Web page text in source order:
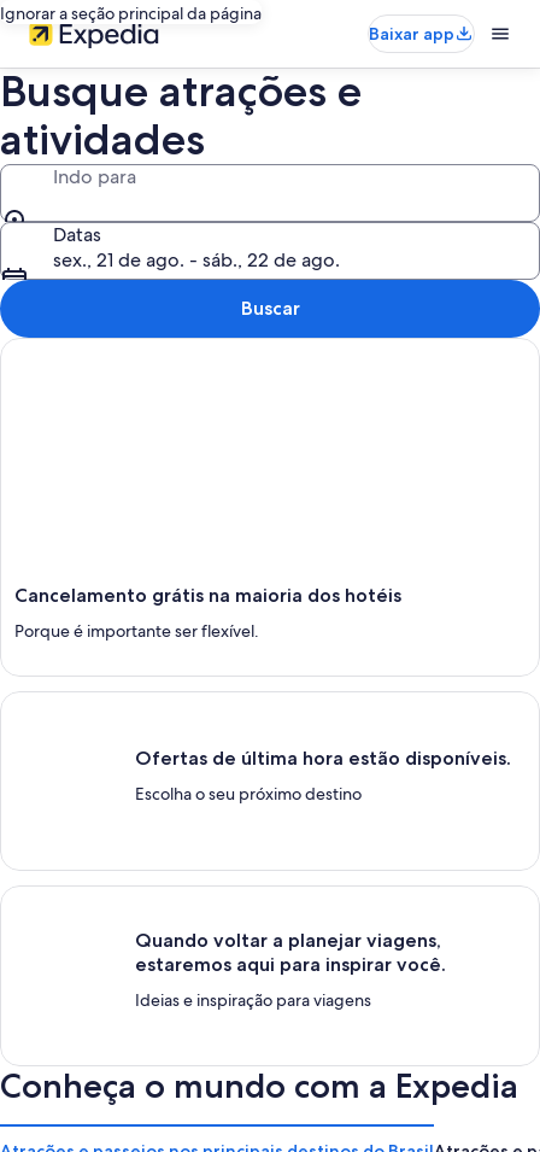
Ignorar a seção principal da página
Baixar app
Busque atrações e
atividades
Indo para
Datas
sex., 21 de ago. - sáb., 22 de ago.
Buscar
Cancelamento grátis na maioria dos hotéis
Porque é importante ser flexível.
Ofertas de última hora estão disponíveis.
Escolha o seu próximo destino
Quando voltar a planejar viagens,
estaremos aqui para inspirar você.
Ideias e inspiração para viagens
Conheça o mundo com a Expedia